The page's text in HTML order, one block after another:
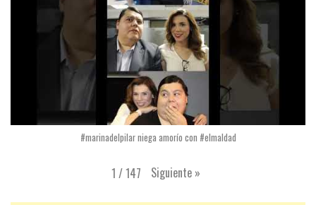
#marinadelpilar niega amorío con #elmaldad
1 /147 Siguiente »